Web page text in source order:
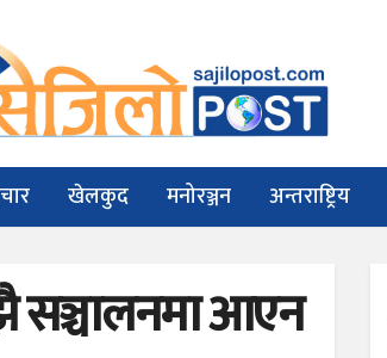
खेलकुद मनोरञ्जन अन्तराष्ट्रिय
सञ्चालनमा आएन